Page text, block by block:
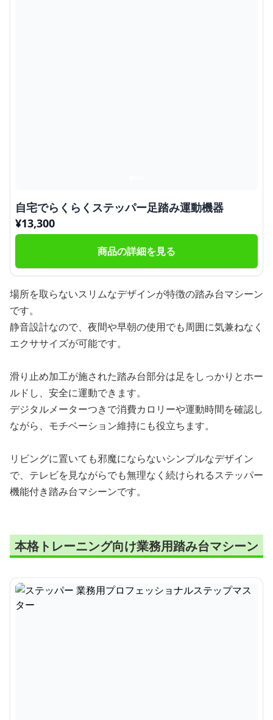
自宅でらくらくステッパー足踏み運動機器
¥13,300
商品の詳細を見る
場所を取らないスリムなデザインが特徴の踏み台マシーン
です。
静音設計なので、夜間や早朝の使用でも周囲に気兼ねなく
エクササイズが可能です。
滑り止め加工が施された踏み台部分は足をしっかりとホー
ルドし、安全に運動できます。
デジタルメーターつきで消費カロリーや運動時間を確認し
ながら、モチベーション維持にも役立ちます。
リビングに置いても邪魔にならないシンプルなデザイン
で、テレビを見ながらでも無理なく続けられるステッパー
機能付き踏み台マシーンです。
本格トレーニング向け業務用踏み台マシーン